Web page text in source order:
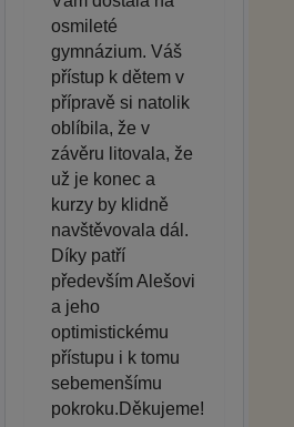
osmileté
gymnázium. Váš
přístup k dětem v
přípravě si natolik
oblíbila, že v
závěru litovala, že
už je konec a
kurzy by klidně
navštěvovala dál.
Díky patří
především Alešovi
a jeho
optimistickému
přístupu i k tomu
sebemenšímu
pokroku.Děkujeme!